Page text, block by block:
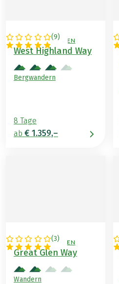
(9)
GROSSBRITANNIEN
West Highland Way
Bergwandern
8 Tage
ab € 1.359,–
(3)
GROSSBRITANNIEN
Great Glen Way
Wandern